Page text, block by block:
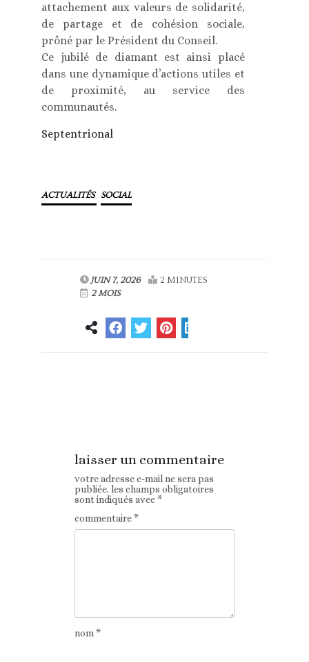
attachement aux valeurs de solidarité,
de partage et de cohésion sociale,
prôné par le Président du Conseil.
Ce jubilé de diamant est ainsi placé
dans une dynamique d’actions utiles et
de proximité, au service des
communautés.
Septentrional
ACTUALITÉS SOCIAL
JUIN 7, 2026
2 MINUTES
2 MOIS
laisser un commentaire
votre adresse e-mail ne sera pas
publiée. les champs obligatoires
sont indiqués avec*
commentaire*
nom*